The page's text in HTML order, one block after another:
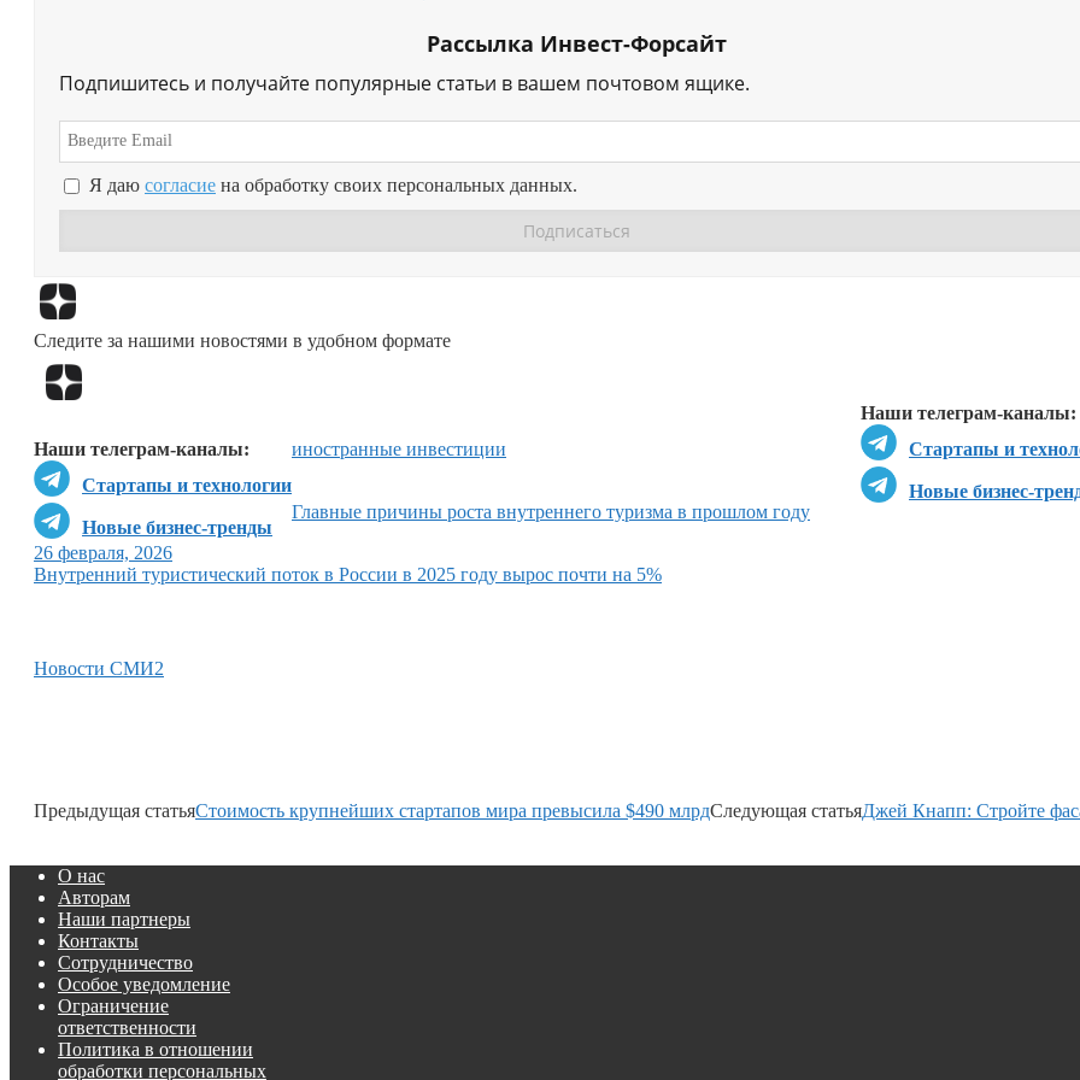
Рассылка Инвест-Форсайт
Подпишитесь и получайте популярные статьи в вашем почтовом ящике.
Я даю согласие на обработку своих персональных данных.
Следите за нашими новостями в удобном формате
Наши телеграм-каналы:
Стартапы и
Новые бизнес-
Наши телеграм-каналы:
Стартапы и технологии
Новые бизнес-тренды
иностранные инвестиции
Главные причины роста внутреннего туризма в прошлом году
26 февраля, 2026
Внутренний туристический поток в России в 2025 году вырос почти на 5%
Новости СМИ2
Предыдущая статьяСтоимость крупнейших стартапов мира превысила $490 млрдСледующая статьяДжей Кнапп: Стройте
О нас
Авторам
Наши партнеры
Контакты
Сотрудничество
Особое уведомление
Ограничение
ответственности
Политика в отношении
обработки персональных